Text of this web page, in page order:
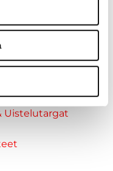
& Sulakkeet
Uistelutargat